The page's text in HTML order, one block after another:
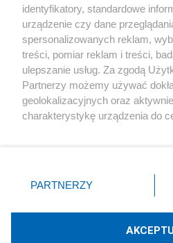
Kultura
X Facebook
identyfikatory, standardowe
urządzenie czy dane
spersonalizowanych reklam,
treści, pomiar reklam i treści,
ulepszanie usług. Za zgodą
Partnerzy możemy używać
geolokalizacyjnych oraz
charakterystykę urządzenia do
zmienić/wycofać klikając
znajdujący się w lewym dolnym
rodzaje przetwarzania danych
użytkownika, ale masz prawo
PARTNERZY